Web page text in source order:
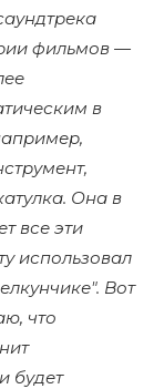
фильмов —
в
Она в
все эти
использовал
Вот
что
будет